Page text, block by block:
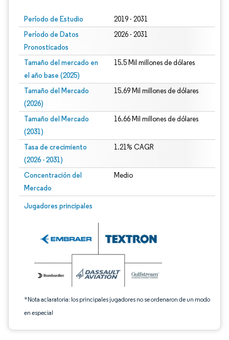
Período de Estudio 2019 - 2031
Período de Datos
Pronosticados
2026 - 2031
Tamaño del mercado en
el año base (2025)
15.5 Mil millones de dólares
Tamaño del Mercado
(2026)
15.69 Mil millones de dólares
Tamaño del Mercado
(2031)
16.66 Mil millones de dólares
Tasa de crecimiento
(2026 - 2031)
1.21% CAGR
Concentración del
Mercado
Medio
Jugadores principales
*Nota aclaratoria: los principales jugadores no se ordenaron de un modo
en especial
Imagen © Mordor Intelligence. El uso requiere atribución según CC BY 4.0.